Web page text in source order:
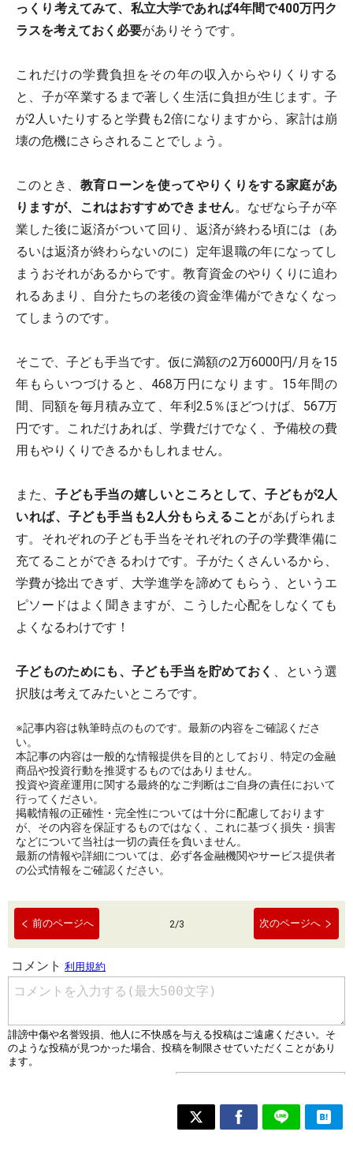
っくり考えてみて、私立大学であれば4年間で400万円ク
ラスを考えておく必要がありそうです。
これだけの学費負担をその年の収入からやりくりする
と、子が卒業するまで著しく生活に負担が生じます。子
が2人いたりすると学費も2倍になりますから、家計は崩
壊の危機にさらされることでしょう。
このとき、 教育ローンを使ってやりくりをする家庭があ
りますが、これはおすすめできません。なぜなら子が卒
業した後に返済がついて回り、返済が終わる頃には（あ
るいは返済が終わらないのに）定年退職の年になってし
まうおそれがあるからです。教育資金のやりくりに追わ
れるあまり、自分たちの老後の資金準備ができなくなっ
てしまうのです。
そこで、子ども手当です。仮に満額の2万6000円/月を15
年もらいつづけると、468万円になります。15年間の
間、同額を毎月積み立て、年利2.5％ほどつけば、567万
円です。これだけあれば、学費だけでなく、予備校の費
用もやりくりできるかもしれません。
また、 子ども手当の嬉しいところとして、子どもが2人
いれば、子ども手当も2人分もらえること があげられま
す。それぞれの子ども手当をそれぞれの子の学費準備に
充てることができるわけです。子がたくさんいるから、
学費が捻出できず、大学進学を諦めてもらう、というエ
ピソードはよく聞きますが、こうした心配をしなくても
よくなるわけです！
子どものためにも、子ども手当を貯めておく 、という選
択肢は考えてみたいところです。
※記事内容は執筆時点のものです。最新の内容をご確認くださ
い。
本記事の内容は一般的な情報提供を目的としており、特定の金融
商品や投資行動を推奨するものではありません。
投資や資産運用に関する最終的なご判断はご自身の責任において
行ってください。
掲載情報の正確性・完全性については十分に配慮しております
が、その内容を保証するものではなく、これに基づく損失・損害
などについて当社は一切の責任を負いません。
最新の情報や詳細については、必ず各金融機関やサービス提供者
の公式情報をご確認ください。
前のページへ 2/3 次のページへ